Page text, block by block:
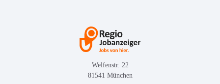
Welfenstr. 22
81541 München